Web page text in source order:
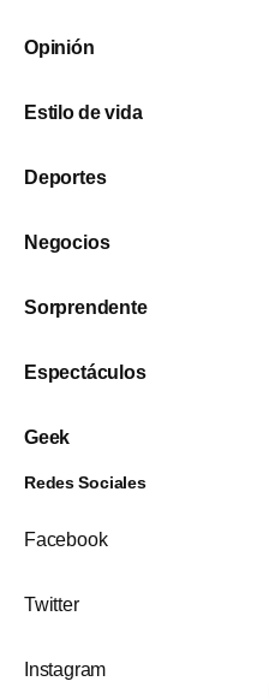
Opinión
Estilo de vida
Deportes
Negocios
Sorprendente
Espectáculos
Geek
Redes Sociales
Facebook
Twitter
Instagram